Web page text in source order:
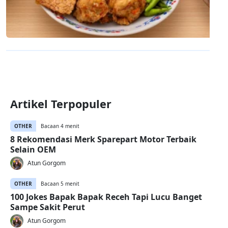
Artikel Terpopuler
OTHER Bacaan 4 menit
8 Rekomendasi Merk Sparepart Motor Terbaik
Selain OEM
Atun Gorgom
OTHER Bacaan 5 menit
100 Jokes Bapak Bapak Receh Tapi Lucu Banget
Sampe Sakit Perut
Atun Gorgom